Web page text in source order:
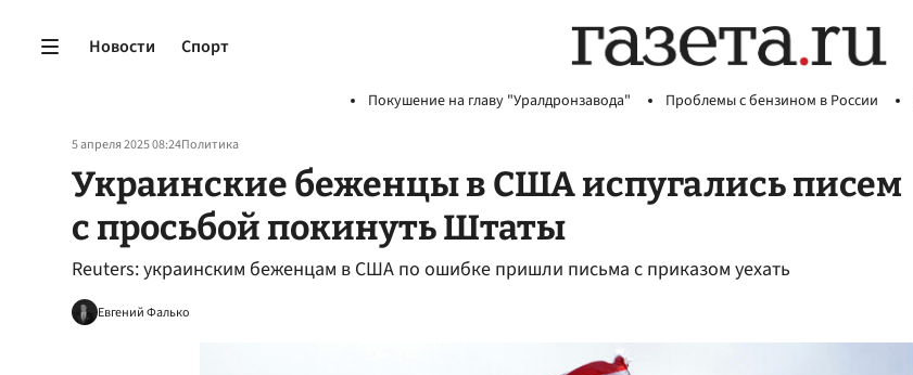
Новости Спорт
Покушение на главу "Уралдронзавода" Проблемы с бензином в России
5 апреля 2025 08:24Политика
Украинские беженцы в США испугались писем
с просьбой покинуть Штаты
Reuters: украинским беженцам в США по ошибке пришли письма с приказом уехать
Евгений Фалько